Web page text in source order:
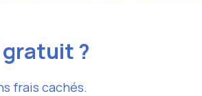
?
frais cachés.